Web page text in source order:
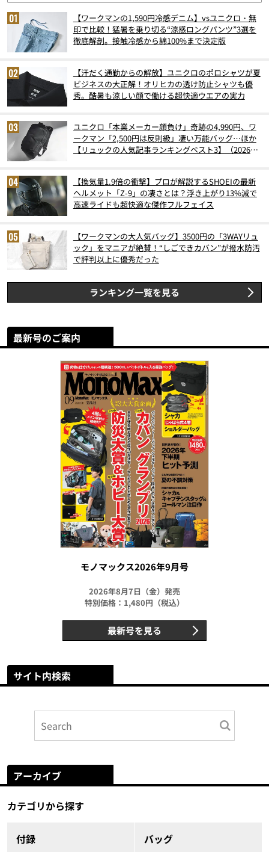
【ワークマンの1,590円冷感デニム】vsユニクロ・無
印で比較！猛暑を乗り切る“涼感ロングパンツ”3選を
徹底解剖。接触冷感から綿100%まで決定版
【汗だく通勤からの解放】ユニクロのポロシャツが夏
ビジネスの大正解！オリヒカの透け防止シャツも優
秀。酷暑も涼しい顔で働ける超快適ウエアの実力
ユニクロ「本業メーカー顔負け」奇跡の4,990円、ワ
ークマン「2,500円は反則級」凄い万能バッグ…ほか
【リュックの人気記事ランキングベスト3】（2026年
【換気量1.9倍の衝撃】プロが解説するSHOEIの最新
ヘルメット「Z-9」の凄さとは？浮き上がり13%減で
高速ライドも超快適な傑作フルフェイス
【ワークマンの大人気バッグ】3500円の「3WAYリュ
ック」をマニアが絶賛！“しごできカバン”が撥水防汚
で評判以上に優秀だった
ランキング一覧を見る
最新号のご案内
モノマックス2026年9月号
2026年8月7日（金）発売
特別価格：1,480円（税込）
最新号を見る
サイト内検索
アーカイブ
カテゴリから探す
付録 バッグ